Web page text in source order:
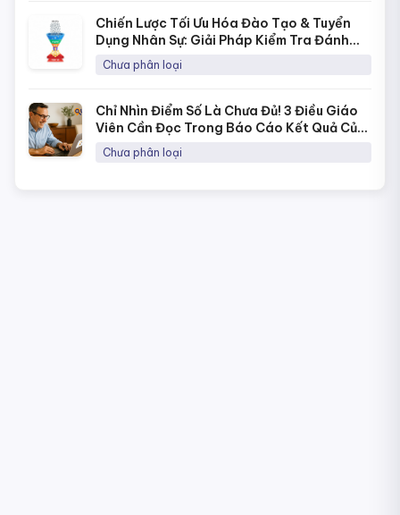
Chiến Lược Tối Ưu Hóa Đào Tạo & Tuyển
Dụng Nhân Sự: Giải Pháp Kiểm Tra Đánh
Giá Năng Lực Thời 4.0
Chưa phân loại
Chỉ Nhìn Điểm Số Là Chưa Đủ! 3 Điều Giáo
Viên Cần Đọc Trong Báo Cáo Kết Quả Của
NineQuiz Để Hiểu Học Sinh Hơn
Chưa phân loại